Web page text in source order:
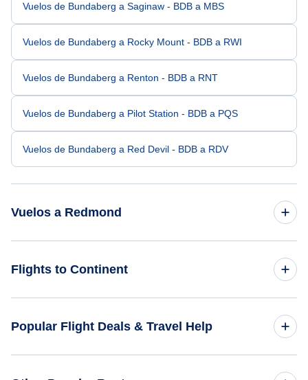
Vuelos de Bundaberg a Saginaw - BDB a MBS
Vuelos de Bundaberg a Rocky Mount - BDB a RWI
Vuelos de Bundaberg a Renton - BDB a RNT
Vuelos de Bundaberg a Pilot Station - BDB a PQS
Vuelos de Bundaberg a Red Devil - BDB a RDV
Vuelos a Redmond
Vuelos de Teller a Redmond - TLA a RDM
Flights to Continent
Popular Flight Deals & Travel Help